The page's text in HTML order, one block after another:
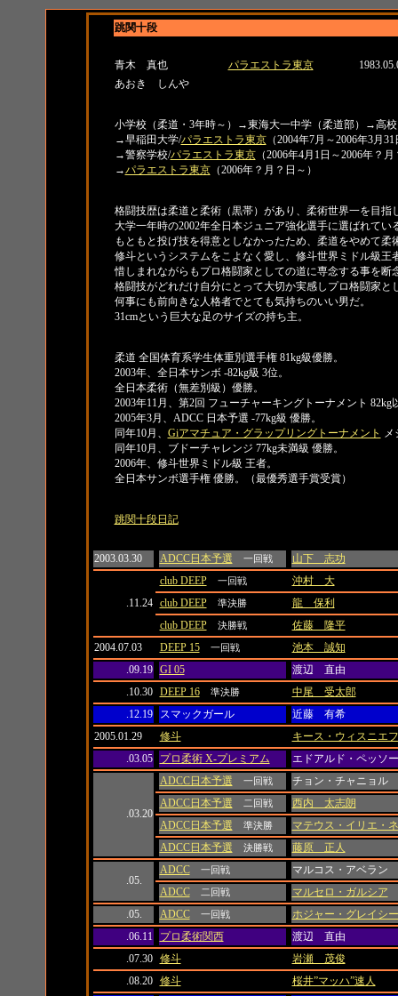
跳関十段
青木 真也
パラエストラ東京
あおき しんや
小学校（柔道・3年時～）→東海大一中学（柔道部）→高
→早稲田大学/パラエストラ東京（2004年7月～2006年3月31
→警察学校/パラエストラ東京（2006年4月1日～2006年？月
→パラエストラ東京（2006年？月？日～）
格闘技歴は柔道と柔術（黒帯）があり、柔術世界一を目指
大学一年時の2002年全日本ジュニア強化選手に選ばれて
もともと投げ技を得意としなかったため、柔道をやめて柔
修斗というシステムをこよなく愛し、修斗世界ミドル級
惜しまれながらもプロ格闘家としての道に専念する事を断
格闘技がどれだけ自分にとって大切か実感しプロ格闘家と
何事にも前向きな人格者でとても気持ちのいい男だ。
31cmという巨大な足のサイズの持ち主。
柔道 全国体育系学生体重別選手権 81kg級優勝。
2003年、全日本サンボ -82kg級 3位。
全日本柔術（無差別級）優勝。
2003年11月、第2回 フューチャーキングトーナメント 82kg
2005年3月、ADCC 日本予選 -77kg級 優勝。
同年10月、 Giアマチュア・グラップリングトーナメント メ
同年10月、ブドーチャレンジ 77kg未満級 優勝。
2006年、修斗世界ミドル級 王者。
全日本サンボ選手権 優勝。（最優秀選手賞受賞）
跳関十段日記
2003.03.30
ADCC日本予選 一回戦 山下 志功
.11.24
club DEEP 一回戦
沖村 大
club DEEP
準決勝
龍 保利
club DEEP
決勝戦
佐藤 隆平
2004.07.03
DEEP 15 一回戦
池本 誠知
.09.19
GI 05
渡辺 直由
.10.30
DEEP 16 準決勝
中尾 受太郎
.12.19
スマックガール
近藤 有希
2005.01.29
修斗
キース・ウィスニエ
.03.05
プロ柔術 X-プレミアム エドアルド・ペッソ
.03.20
ADCC日本予選 一回戦
チョン・チャニョル
ADCC日本予選
二回戦
西内 太志朗
ADCC日本予選
準決勝
マテウス・イリエ・
ADCC日本予選
決勝戦 藤原 正人
.05.
ADCC 一回戦
マルコス・アベラン
ADCC
二回戦
マルセロ・ガルシア
.05.
ADCC 一回戦
ホジャー・グレイシー
.06.11
プロ柔術関西
渡辺 直由
.07.30
修斗
岩瀬 茂俊
.08.20
修斗
桜井”マッハ”速人